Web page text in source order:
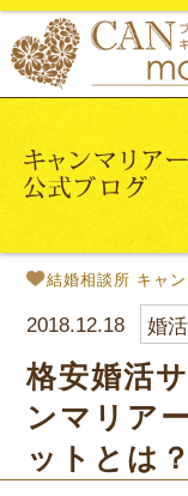
結婚相談所 キャ
2018.12.18 婚
格安婚活
ンマリア
ットとは？